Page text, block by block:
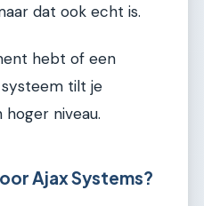
dat ook echt is.
hebt of een
tilt je
niveau.
Ajax Systems?